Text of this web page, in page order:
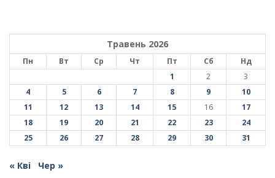
Травень 2026
Пн Вт Ср Чт Пт Сб
Нд
1
2
3
4
5 6 7 8 9
10
11
12 13 14 15 16
17
18
19 20 21 22 23
24
25
26 27 28 29 30 31
« Кві Чер »